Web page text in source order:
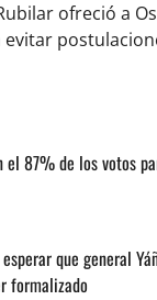
ofreció a
evitar
el 87% de los votos
que general
formalizado